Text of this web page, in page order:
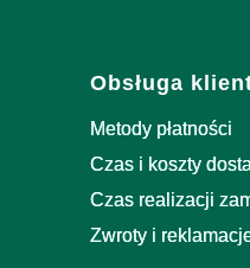
Obsługa
Metody płatności
Czas i koszty
Czas realizacji
Zwroty i